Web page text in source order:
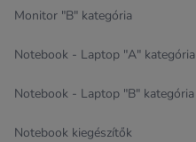
Monitor "B" kategória
Notebook - Laptop "A" kategória
Notebook - Laptop "B" kategória
Notebook kiegészítők